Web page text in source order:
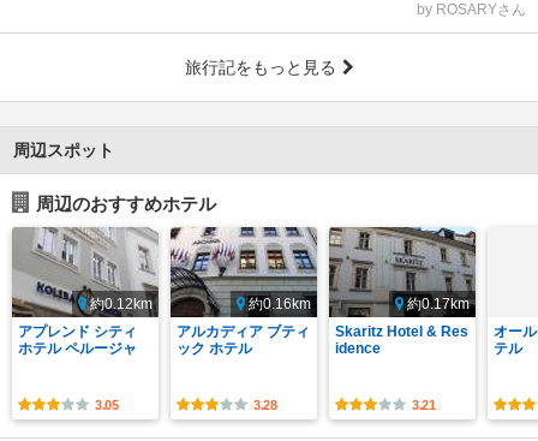
by ROSARYさん
旅行記をもっと見る
周辺スポット
周辺のおすすめホテル
約0.12km
アプレンド シティ
ホテル ペルージャ
3.05
約0.16km
アルカディア ブティ
ック ホテル
3.28
約0.17km
Skaritz Hotel & Res
idence
3.21
オー
テル